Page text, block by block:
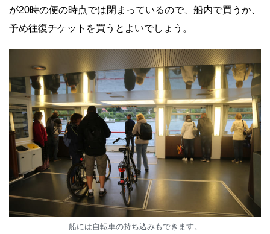
が20時の便の時点では閉まっているので、船内で買うか、
予め往復チケットを買うとよいでしょう。
船には自転車の持ち込みもできます。